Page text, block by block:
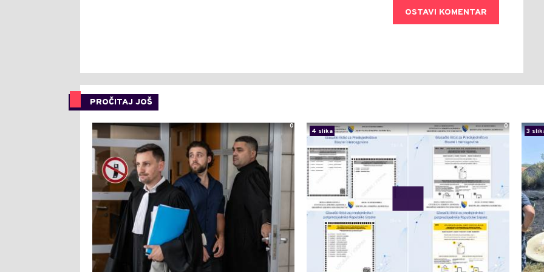
OSTAVI KOMENTAR
PROČITAJ JOŠ
0
4 slika
0
3